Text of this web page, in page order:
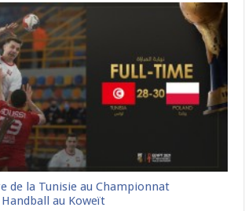
de la Tunisie au Championnat
au Koweït